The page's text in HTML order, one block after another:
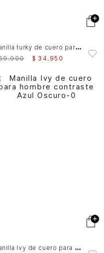
M
anilla turky de cuero para hombre combinada
.900 $ 34. 950
M
anilla Ivy de cuero para hombre contraste